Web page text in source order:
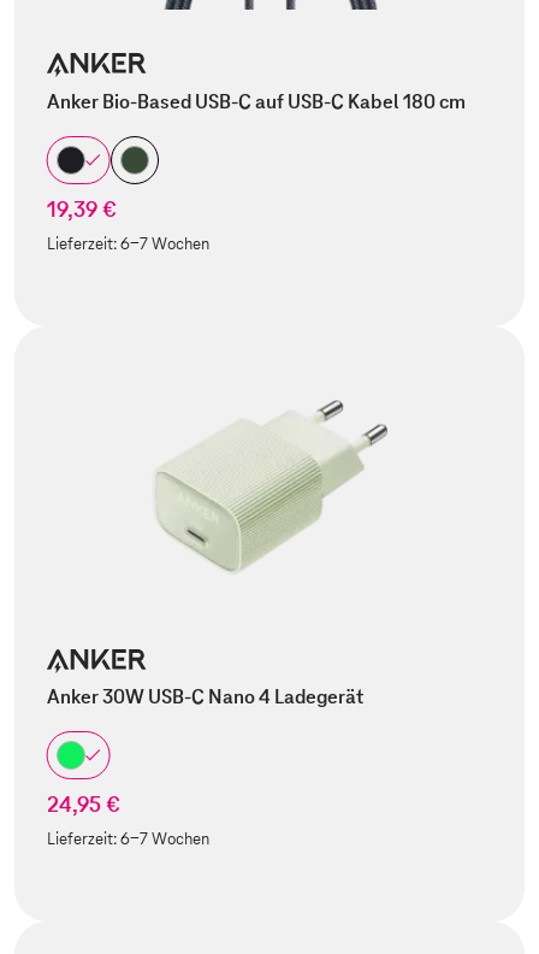
Anker Bio-Based USB-C auf USB-C Kabel 180 cm
19,39 €
Lieferzeit:6-7 Wochen
Anker 30W USB-C Nano 4 Ladegerät
24,95 €
Lieferzeit:6-7 Wochen